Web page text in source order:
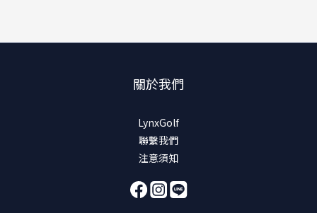
關於我們
LynxGolf
聯繫我們
注意須知